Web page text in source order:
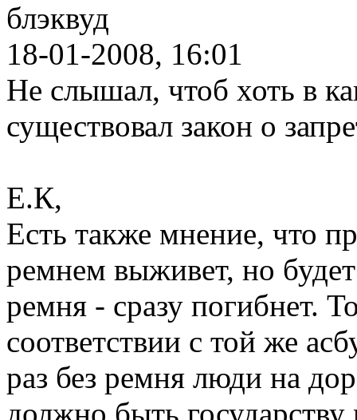
блэквуд
18-01-2008, 16:01
Не слышал, чтоб хоть в
существовал закон о
Е.К,
Есть также мнение, что
ремнем выживет, но
ремня - сразу погибнет.
соответствии с той же
раз без ремня люди на